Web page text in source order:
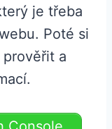
je třeba
Poté si
a